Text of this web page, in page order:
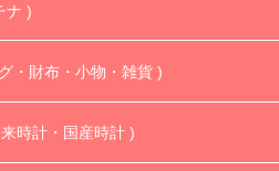
ナ )
・財布・小物・雑貨 )
時計・国産時計 )